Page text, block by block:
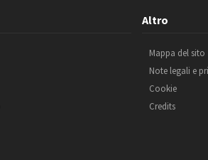
Altro
Mappa del sito
Note legali e
Cookie
Credits